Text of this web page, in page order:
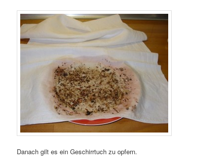
Danach gilt es ein Geschirrtuch zu opfern.